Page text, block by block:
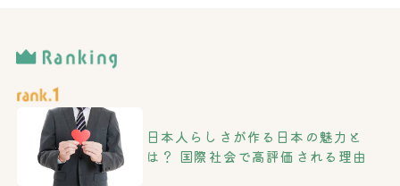
日本人らしさが作る日本の魅力と
は？ 国際社会で高評価される理由